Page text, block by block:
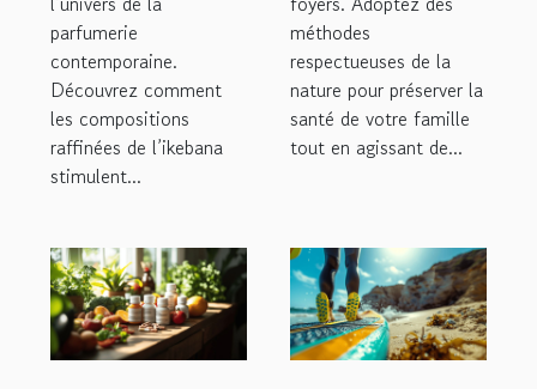
parfumerie
contemporaine.
Découvrez comment
les compositions
raffinées de l’ikebana
stimulent...
méthodes
respectueuses de la
nature pour préserver la
santé de votre famille
tout en agissant de...